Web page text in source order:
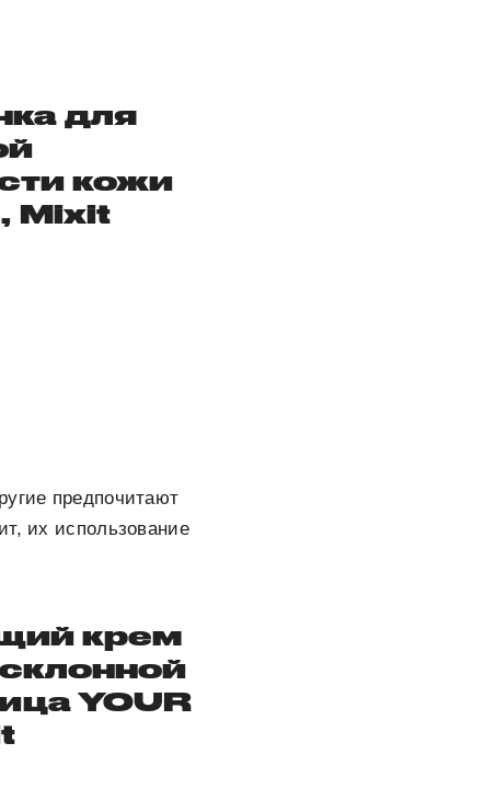
для
кожи
Mixit
предпочитают
их использование
крем
YOUR